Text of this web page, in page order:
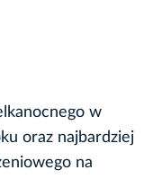
w
oraz najbardziej
na